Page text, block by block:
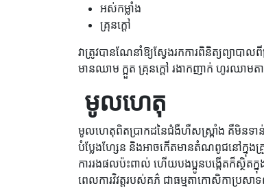
អស់កម្លាំង
គ្រុនក្តៅ
វាត្រូវបានណែនាំឱ្យស្វែងរកការពិនិត្យព្យាប
មានឈាម ក្អួត គ្រុនក្តៅ រងាកញាក់ ហូរឈាមតា
​​ មូលហេតុ
មូលហេតុពិតប្រាកដនៃជំងឺហឺសស្ព្រាំង គឺមិនទាន់
បំប្លែងហ្សែន និងអាចកើតមានតំណពូជនៅក្នុង
ការរងផលប៉ះពាល់ ហើយបងប្អូនបង្កើតក៏ស្ថិតក្
ពេលការវិវត្តរបស់គភ៌ ជាធម្មតាកោសិកាប្រ